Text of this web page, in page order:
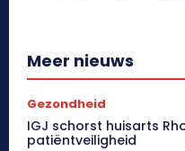
Meer nieuws
Gezondheid
IGJ schorst huisarts
patiëntveiligheid